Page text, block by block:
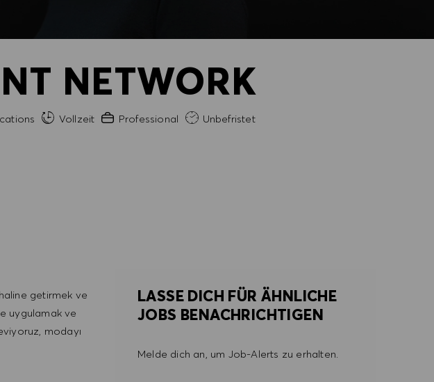
NETWORK
Vollzeit Erfahrung erforderlich
Professional Unbefristet
getirmek ve
uygulamak ve
modayı
LASSE DICH FÜR ÄHNLICHE
JOBS BENACHRICHTIGEN
Melde dich an, um Job-Alerts zu erhalten.